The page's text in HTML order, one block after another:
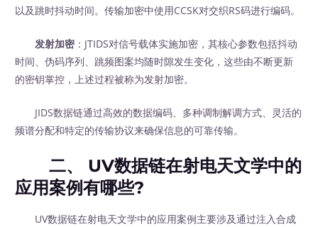
以及跳时抖动时间。传输加密中使用CCSK对交织RS码进行编码。
发射加密 ：JTIDS对信号载体实施加密，其核心参数包括抖动
时间、伪码序列、跳频图案均随时隙发生变化，这些由不断更新
的密钥掌控，上述过程被称为发射加密。
JIDS数据链通过高效的数据编码、多种调制解调方式、灵活的
频谱分配和特定的传输协议来确保信息的可靠传输。
二、 UV数据链在射电天文学中的
应用案例有哪些?
UV数据链在射电天文学中的应用案例主要涉及通过注入合成